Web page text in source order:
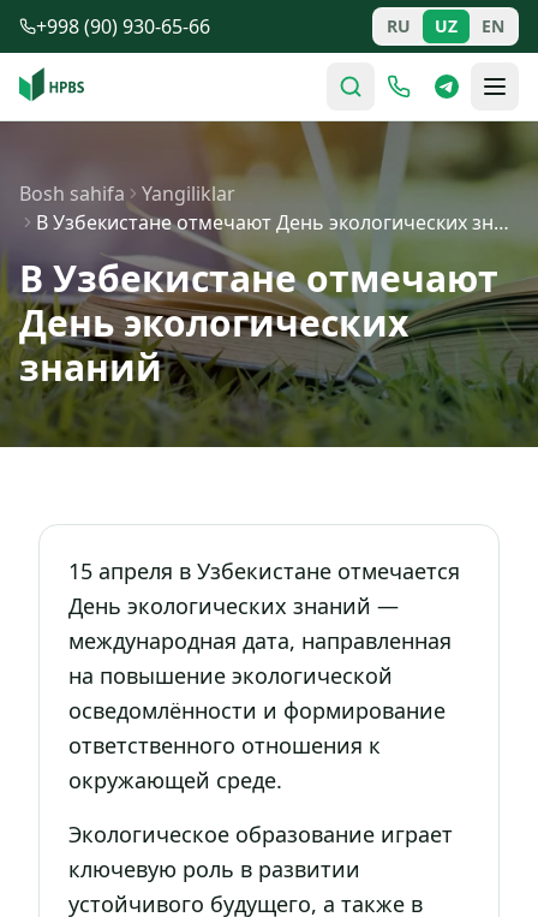
Tarkibga o'tish
+998 (90) 930-65-66 RU UZ EN
Bosh sahifa
Yangiliklar
В Узбекистане отмечают День экологических знаний
В Узбекистане отмечают
День экологических
знаний
15 апреля в Узбекистане отмечается
День экологических знаний —
международная дата, направленная
на повышение экологической
осведомлённости и формирование
ответственного отношения к
окружающей среде.
Экологическое образование играет
ключевую роль в развитии
устойчивого будущего, а также в